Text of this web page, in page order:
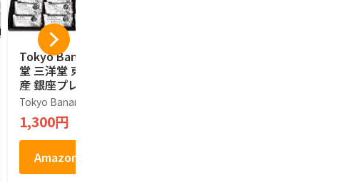
Tokyo Banana 三洋
堂 三洋堂 東京お土
産 銀座プレミアムエ
クセレントショコラ
20個入り
Tokyo Banana
1,300円
Amazonで見る